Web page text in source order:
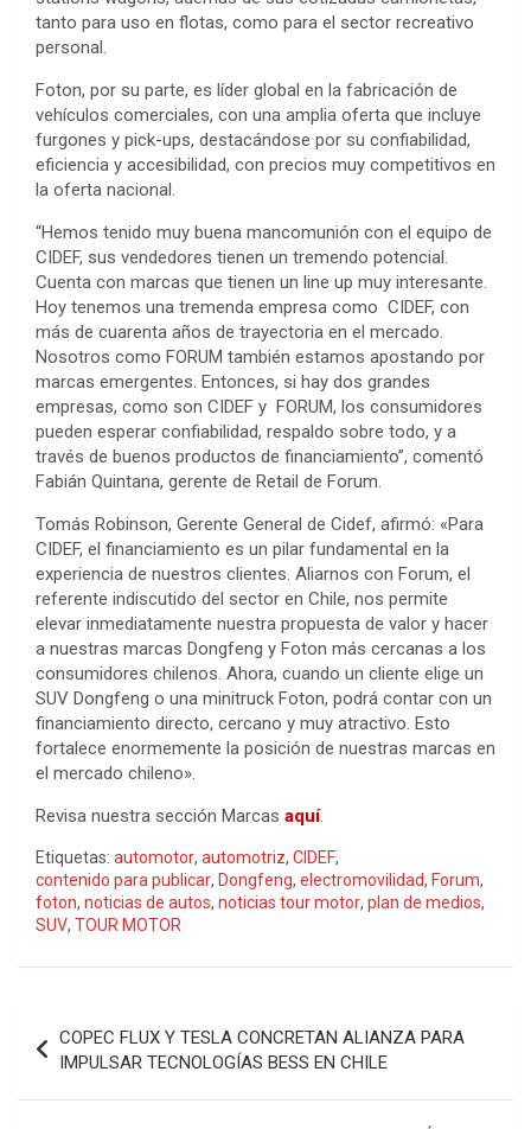
tanto para uso en flotas, como para el sector recreativo
personal.
Foton, por su parte, es líder global en la fabricación de
vehículos comerciales, con una amplia oferta que incluye
furgones y pick-ups, destacándose por su confiabilidad,
eficiencia y accesibilidad, con precios muy competitivos en
la oferta nacional.
“Hemos tenido muy buena mancomunión con el equipo de
CIDEF, sus vendedores tienen un tremendo potencial.
Cuenta con marcas que tienen un line up muy interesante.
Hoy tenemos una tremenda empresa como CIDEF, con
más de cuarenta años de trayectoria en el mercado.
Nosotros como FORUM también estamos apostando por
marcas emergentes. Entonces, si hay dos grandes
empresas, como son CIDEF y FORUM, los consumidores
pueden esperar confiabilidad, respaldo sobre todo, y a
través de buenos productos de financiamiento”, comentó
Fabián Quintana, gerente de Retail de Forum.
Tomás Robinson, Gerente General de Cidef, afirmó: «Para
CIDEF, el financiamiento es un pilar fundamental en la
experiencia de nuestros clientes. Aliarnos con Forum, el
referente indiscutido del sector en Chile, nos permite
elevar inmediatamente nuestra propuesta de valor y hacer
a nuestras marcas Dongfeng y Foton más cercanas a los
consumidores chilenos. Ahora, cuando un cliente elige un
SUV Dongfeng o una minitruck Foton, podrá contar con un
financiamiento directo, cercano y muy atractivo. Esto
fortalece enormemente la posición de nuestras marcas en
el mercado chileno».
Revisa nuestra sección Marcas aquí.
Etiquetas: automotor, automotriz, CIDEF,
contenido para publicar, Dongfeng, electromovilidad, Forum,
foton, noticias de autos, noticias tour motor, plan de medios,
SUV, TOUR MOTOR
de
entradas
COPEC FLUX Y TESLA CONCRETAN ALIANZA PARA
IMPULSAR TECNOLOGÍAS BESS EN CHILE